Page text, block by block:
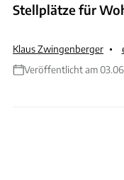
Stellplätze für
Klaus Zwingenberger
Veröffentlicht am